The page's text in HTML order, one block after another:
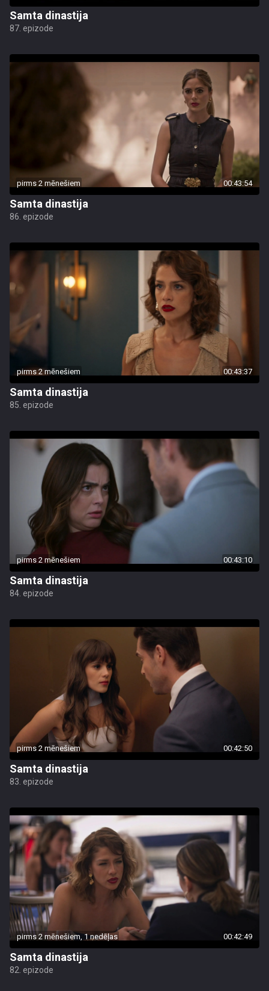
Samta dinastija
87. epizode
pirms 2 mēnešiem 00:43:54
Samta dinastija
86. epizode
pirms 2 mēnešiem 00:43:37
Samta dinastija
85. epizode
pirms 2 mēnešiem 00:43:10
Samta dinastija
84. epizode
pirms 2 mēnešiem 00:42:50
Samta dinastija
83. epizode
pirms 2 mēnešiem, 1 nedēļas 00:42:49
Samta dinastija
82. epizode